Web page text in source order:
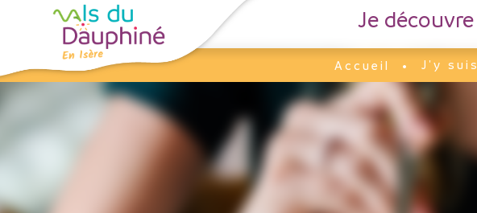
Je découvre
Accueil
J'y suis
Panneau de gestion des cookies